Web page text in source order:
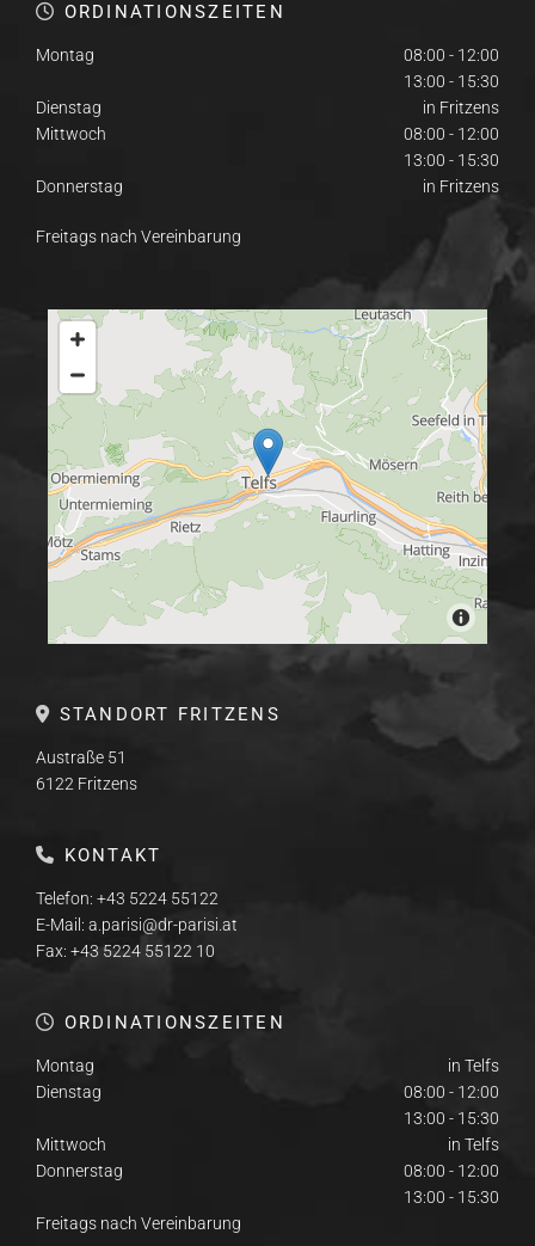
 ORDINATIONSZEITEN
Montag
08:00 - 12:00
13:00 - 15:30
Dienstag
in Fritzens
Mittwoch
08:00 - 12:00
13:00 - 15:30
Donnerstag
in Fritzens
Freitags nach Vereinbarung
 STANDORT FRITZENS
Austraße 51
6122 Fritzens
 KONTAKT
Telefon: +43 5224 55122
E-Mail: a.parisi@dr-parisi.at
Fax: +43 5224 55122 10
 ORDINATIONSZEITEN
Montag
in Telfs
Dienstag
08:00 - 12:00
13:00 - 15:30
Mittwoch
in Telfs
Donnerstag
08:00 - 12:00
13:00 - 15:30
Freitags nach Vereinbarung